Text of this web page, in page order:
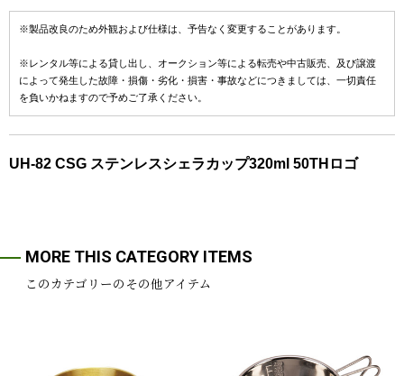
※製品改良のため外観および仕様は、予告なく変更することがあります。
※レンタル等による貸し出し、オークション等による転売や中古販売、及び譲渡
によって発生した故障・損傷・劣化・損害・事故などにつきましては、一切責任
を負いかねますので予めご了承ください。
UH-82 CSG ステンレスシェラカップ320ml 50THロゴ
MORE THIS CATEGORY ITEMS
このカテゴリーのその他アイテム